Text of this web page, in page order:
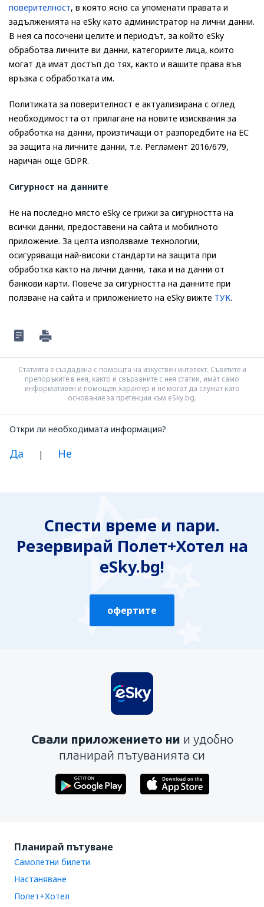
поверителност, в която ясно са упоменати правата и
задълженията на eSky като администратор на лични данни.
В нея са посочени целите и периодът, за който eSky
обработва личните ви данни, категориите лица, които
могат да имат достъп до тях, както и вашите права във
връзка с обработката им.
Политиката за поверителност е актуализирана с оглед
необходимостта от прилагане на новите изисквания за
обработка на данни, произтичащи от разпоредбите на ЕС
за защита на личните данни, т.е. Регламент 2016/679,
наричан още GDPR.
Сигурност на данните
Не на последно място eSky се грижи за сигурността на
всички данни, предоставени на сайта и мобилното
приложение. За целта използваме технологии,
осигуряващи най-високи стандарти на защита при
обработка както на лични данни, така и на данни от
банкови карти. Повече за сигурността на данните при
ползване на сайта и приложението на eSky вижте ТУК.
Статията е създадена с помощта на изкуствен интелект. Съветите и
препоръките в нея, както и свързаните с нея статии, имат само
информативен и помощен характер и не могат да служат като
основание за претенции към eSky.bg.
Откри ли необходимата информация?
Да | Не
Неточна
Неизчерпателна
Твърде обемна
Спести време и пари.
Резервирай Полет+Хотел на
eSky.bg!
офертите
Свали приложението ни и удобно
планирай пътуванията си
Планирай пътуване
Самолетни билети
Настаняване
Полет+Хотел